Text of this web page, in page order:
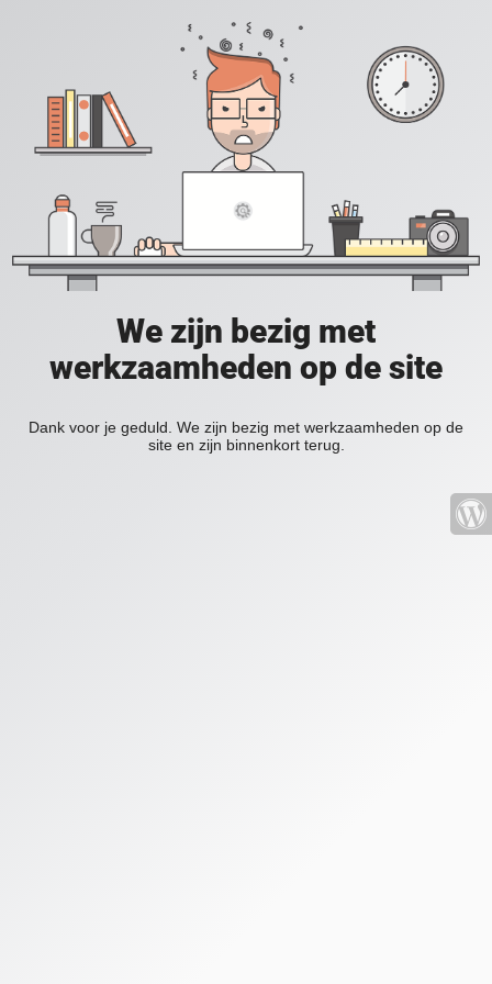
We zijn bezig met
werkzaamheden op de site
Dank voor je geduld. We zijn bezig met werkzaamheden op de
site en zijn binnenkort terug.